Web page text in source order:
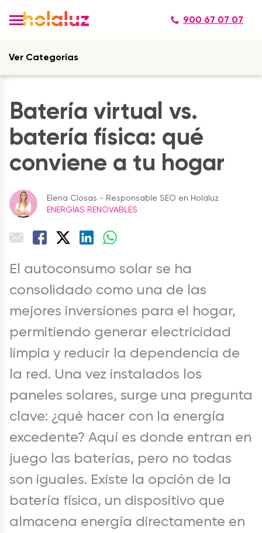
900 67 07 07
Ver Categorías
Batería virtual vs.
batería física: qué
conviene a tu hogar
Elena Closas - Responsable SEO en Holaluz
ENERGÍAS RENOVABLES
El autoconsumo solar se ha
consolidado como una de las
mejores inversiones para el hogar,
permitiendo generar electricidad
limpia y reducir la dependencia de
la red. Una vez instalados los
paneles solares, surge una pregunta
clave: ¿qué hacer con la energía
excedente? Aquí es donde entran en
juego las baterías, pero no todas
son iguales. Existe la opción de la
batería física, un dispositivo que
almacena energía directamente en